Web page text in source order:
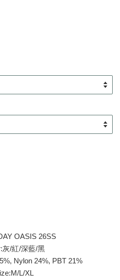
OASIS 26SS
/紅/深藍/黑
Nylon 24%, PBT 21%
L/XL